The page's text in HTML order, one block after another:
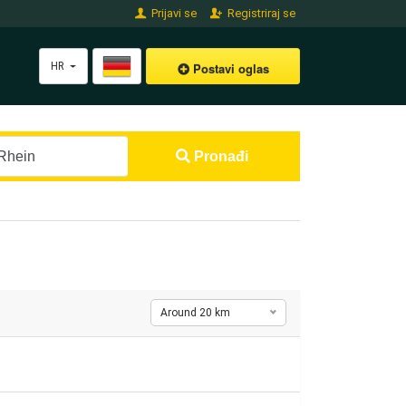
Prijavi se Registriraj se
HR Postavi oglas
Pronađi
Around 20 km